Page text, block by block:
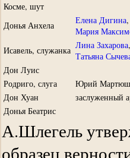
Косме, шут
Донья Анхела
Елена Дигина,
Мария
Исавель, служанка Лина Захарова,
Татьяна
Дон Луис
Родриго, слуга
Юрий
Дон Хуан
заслуженный
Донья Беатрис
А.Шлегель
образец